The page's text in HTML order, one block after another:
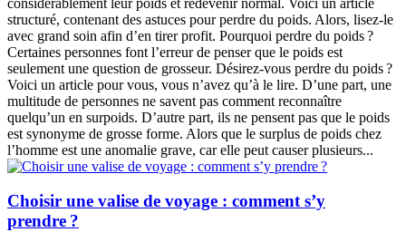
structuré, contenant des astuces pour perdre du poids. Alors, lisez-le
avec grand soin afin d’en tirer profit. Pourquoi perdre du poids ?
Certaines personnes font l’erreur de penser que le poids est
seulement une question de grosseur. Désirez-vous perdre du poids ?
Voici un article pour vous, vous n’avez qu’à le lire. D’une part, une
multitude de personnes ne savent pas comment reconnaître
quelqu’un en surpoids. D’autre part, ils ne pensent pas que le poids
est synonyme de grosse forme. Alors que le surplus de poids chez
l’homme est une anomalie grave, car elle peut causer plusieurs...
Choisir une valise de voyage : comment s’y
prendre ?